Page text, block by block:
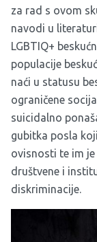
za rad s ovom
navodi u
LGBTIQ+
populacije
naći u statusu
ograničene
suicidalno
gubitka posla
ovisnosti te im
društvene i
diskriminacije.